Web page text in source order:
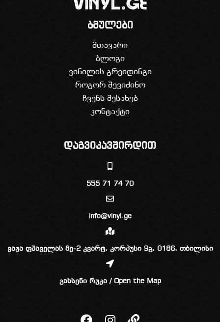
ბმულები
მთავარი
ბლოგი
ვინილის გრეიდინგი
როგორ შევიძინო
ჩვენს შესახებ
კონტაქტი
დაგვიკავშირდით
555 71 74 70
info@vinyl.ge
ვაჟა ფშაველას მე-2 კვარტ, კორპუსი 9გ, 0186, თბილისი
გახსენი რუკა / Open the Map